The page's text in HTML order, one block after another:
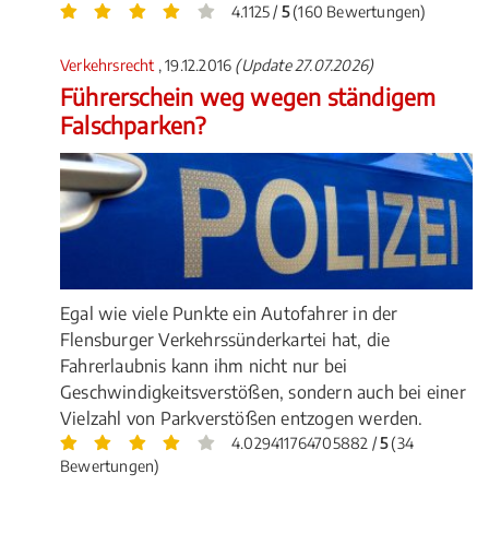
4.1125 / 5(160 Bewertungen)
Verkehrsrecht , 19.12.2016 (Update 27.07.2026)
Führerschein weg wegen ständigem
Falschparken?
Egal wie viele Punkte ein Autofahrer in der
Flensburger Verkehrssünderkartei hat, die
Fahrerlaubnis kann ihm nicht nur bei
Geschwindigkeitsverstößen, sondern auch bei einer
Vielzahl von Parkverstößen entzogen werden.
4.029411764705882 /5(34
Bewertungen)